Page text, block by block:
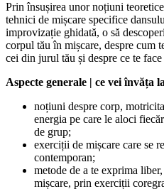
Prin însușirea unor noțiuni
tehnici de mișcare specifice
improvizație ghidată, o să
corpul tău în mișcare, despre cum
cei din jurul tău și despre ce te
Aspecte generale | ce vei învăța
noțiuni despre corp,
energia pe care le aloci
de grup;
exerciții de mișcare care se
contemporan;
metode de a te exprima
mișcare, prin exerciții